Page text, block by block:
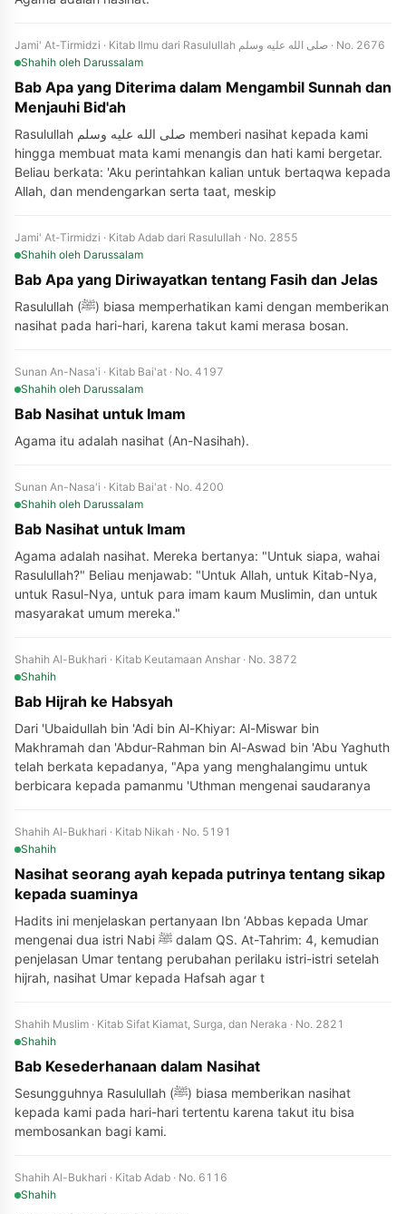
Jami' At-Tirmidzi · Kitab Ilmu dari Rasulullah صلى الله عليه وسلم · No. 2676
Shahih oleh Darussalam
Bab Apa yang Diterima dalam Mengambil Sunnah dan
Menjauhi Bid'ah
Rasulullah صلى الله عليه وسلم memberi nasihat kepada kami
hingga membuat mata kami menangis dan hati kami bergetar.
Beliau berkata: 'Aku perintahkan kalian untuk bertaqwa kepada
Allah, dan mendengarkan serta taat, meskip
Jami' At-Tirmidzi · Kitab Adab dari Rasulullah · No. 2855
Shahih oleh Darussalam
Bab Apa yang Diriwayatkan tentang Fasih dan Jelas
Rasulullah (ﷺ) biasa memperhatikan kami dengan memberikan
nasihat pada hari-hari, karena takut kami merasa bosan.
Sunan An-Nasa'i · Kitab Bai'at · No. 4197
Shahih oleh Darussalam
Bab Nasihat untuk Imam
Agama itu adalah nasihat (An-Nasihah).
Sunan An-Nasa'i · Kitab Bai'at · No. 4200
Shahih oleh Darussalam
Bab Nasihat untuk Imam
Agama adalah nasihat. Mereka bertanya: "Untuk siapa, wahai
Rasulullah?" Beliau menjawab: "Untuk Allah, untuk Kitab-Nya,
untuk Rasul-Nya, untuk para imam kaum Muslimin, dan untuk
masyarakat umum mereka."
Shahih Al-Bukhari · Kitab Keutamaan Anshar · No. 3872
Shahih
Bab Hijrah ke Habsyah
Dari 'Ubaidullah bin 'Adi bin Al-Khiyar: Al-Miswar bin
Makhramah dan 'Abdur-Rahman bin Al-Aswad bin 'Abu Yaghuth
telah berkata kepadanya, "Apa yang menghalangimu untuk
berbicara kepada pamanmu 'Uthman mengenai saudaranya
Shahih Al-Bukhari · Kitab Nikah · No. 5191
Shahih
Nasihat seorang ayah kepada putrinya tentang sikap
kepada suaminya
Hadits ini menjelaskan pertanyaan Ibn ‘Abbas kepada Umar
mengenai dua istri Nabi ﷺ dalam QS. At-Tahrim: 4, kemudian
penjelasan Umar tentang perubahan perilaku istri-istri setelah
hijrah, nasihat Umar kepada Hafsah agar t
Shahih Muslim · Kitab Sifat Kiamat, Surga, dan Neraka · No. 2821
Shahih
Bab Kesederhanaan dalam Nasihat
Sesungguhnya Rasulullah (ﷺ) biasa memberikan nasihat
kepada kami pada hari-hari tertentu karena takut itu bisa
membosankan bagi kami.
Shahih Al-Bukhari · Kitab Adab · No. 6116
Shahih